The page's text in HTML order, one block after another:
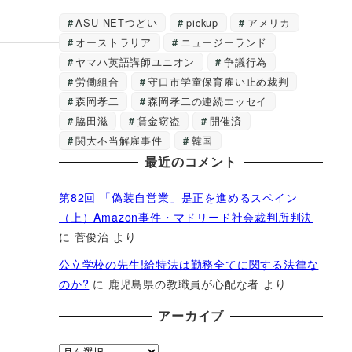
ASU-NETつどい pickup
アメリカ
オーストラリア
ニュージーランド
ヤマハ英語講師ユニオン
争議行為
労働組合
守口市学童保育雇い止め裁判
森岡孝二
森岡孝二の連続エッセイ
脇田滋
賃金窃盗
開催済
関大不当解雇事件
韓国
最近のコメント
第82回 「偽装自営業」是正を進めるスペイン
（上）Amazon事件・マドリード社会裁判所判決
に 菅俊治 より
公立学校の先生!給特法は勤務全てに関する法律な
のか? に 鹿児島県の教職員が心配な者 より
アーカイブ